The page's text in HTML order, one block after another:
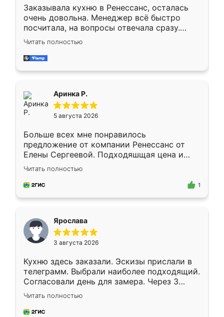
Заказывала кухню в Ренессанс, осталась
очень довольна. Менеджер всё быстро
посчитала, на вопросы отвечала сразу.
Замерщик приехал в субботу, подошёл к
делу со всей ответственностью. Собрали
за день, ребята работали аккуратно, даже
Читать полностью
Аринка Р.
5 августа 2026
Больше всех мне понравилось
предложение от компании Ренессанс от
Елены Сергеевой. Подходяшщая цена и
короткие сроки изготовления. Приехавший
для замера сотрудник Владислав
предложил по моему эскизу самый
Читать полностью
1
Ярослава
3 августа 2026
Кухню здесь заказали. Эскизы прислали в
телеграмм. Выбрали наиболее подходящий.
Согласовали день для замера. Через 3
недели кухня была уже готова. Остались
довольны работой. Спасибо Ренессанс
мебель за качественную работу!
Читать полностью